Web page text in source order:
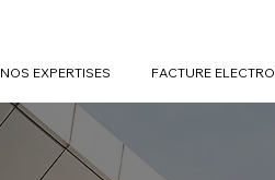
NOS EXPERTISES FACTURE